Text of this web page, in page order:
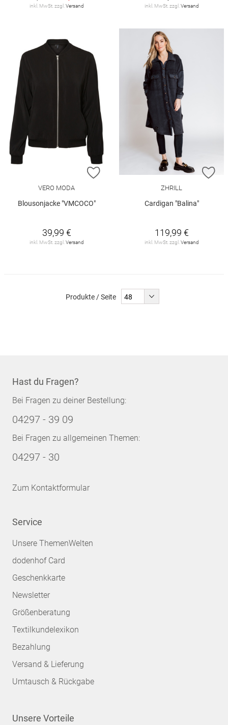
inkl. MwSt. zzgl. Versand inkl. MwSt. zzgl. Versand
ZUR WUNSCHLISTE HINZUFÜGEN
VERO MODA
Blousonjacke "VMCOCO"
39,99 €
inkl. MwSt. zzgl.Versand
ZHRILL
Cardigan "Balina"
119,99 €
inkl. MwSt. zzgl.Versand
Produkte / Seite
Hast du Fragen?
Bei Fragen zu deiner Bestellung:
04297 - 39 09
Bei Fragen zu allgemeinen Themen:
04297 - 30
Zum Kontaktformular
Service
Unsere ThemenWelten
dodenhof Card
Geschenkkarte
Newsletter
Größenberatung
Textilkundelexikon
Bezahlung
Versand & Lieferung
Umtausch & Rückgabe
Unsere Vorteile